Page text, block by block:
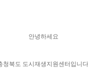
안녕하세요
청북도 도시재생지원센터입니